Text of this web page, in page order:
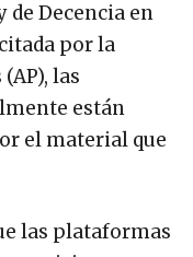
de Decencia en
por la
las
están
el material que
las plataformas